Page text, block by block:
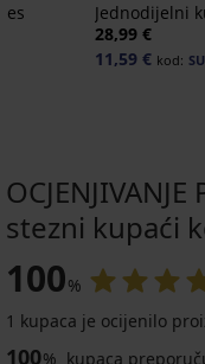
Jednodijelni
28,99 €
11,59 € kod:
stezni kupaći
100%
1 kupaca je ocijenilo
100% kupaca